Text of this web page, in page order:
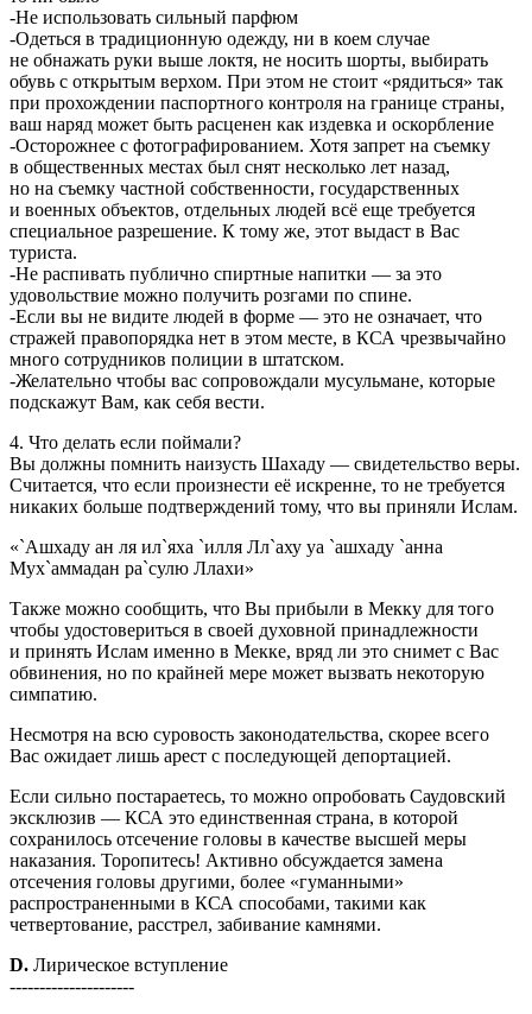
-Не использовать сильный парфюм
-Одеться в традиционную одежду, ни в коем случае
не обнажать руки выше локтя, не носить шорты, выбирать
обувь с открытым верхом. При этом не стоит «рядиться» так
при прохождении паспортного контроля на границе страны,
ваш наряд может быть расценен как издевка и оскорбление
-Осторожнее с фотографированием. Хотя запрет на съемку
в общественных местах был снят несколько лет назад,
но на съемку частной собственности, государственных
и военных объектов, отдельных людей всё еще требуется
специальное разрешение. К тому же, этот выдаст в Вас
туриста.
-Не распивать публично спиртные напитки — за это
удовольствие можно получить розгами по спине.
-Если вы не видите людей в форме — это не означает, что
стражей правопорядка нет в этом месте, в КСА чрезвычайно
много сотрудников полиции в штатском.
-Желательно чтобы вас сопровождали мусульмане, которые
подскажут Вам, как себя вести.
4. Что делать если поймали?
Вы должны помнить наизусть Шахаду — свидетельство веры.
Считается, что если произнести её искренне, то не требуется
никаких больше подтверждений тому, что вы приняли Ислам.
«`Ашхаду ан ля ил`яха `илля Лл`аху уа `ашхаду `анна
Мух`аммадан ра`сулю Ллахи»
Также можно сообщить, что Вы прибыли в Мекку для того
чтобы удостовериться в своей духовной принадлежности
и принять Ислам именно в Мекке, вряд ли это снимет с Вас
обвинения, но по крайней мере может вызвать некоторую
симпатию.
Несмотря на всю суровость законодательства, скорее всего
Вас ожидает лишь арест с последующей депортацией.
Если сильно постараетесь, то можно опробовать Саудовский
эксклюзив — КСА это единственная страна, в которой
сохранилось отсечение головы в качестве высшей меры
наказания. Торопитесь! Активно обсуждается замена
отсечения головы другими, более «гуманными»
распространенными в КСА способами, такими как
четвертование, расстрел, забивание камнями.
D. Лирическое вступление
---------------------